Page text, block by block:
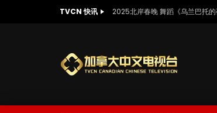
TVCN 快讯 2025北岸春晚 舞蹈《乌兰巴托的